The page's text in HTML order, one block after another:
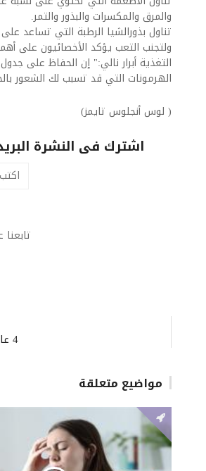
والمرق والمكسرات والبذور والتمر.
تناول بذورالشيا الرطبة التي تساعد
ولتجنب التعب يؤكد الأخصائيون على
التغذية أبرار نالي:" إن الحفاظ على
الهرمونات التي قد تسبب لك الشعور
( لوس أنجلوس تايمز)
اشترك فى النشرة
4 عادات يحذر أطباء القلب منها إذا كنت تريد خفض ضغط الدم.. ما هي؟
مواضيع متعلقة